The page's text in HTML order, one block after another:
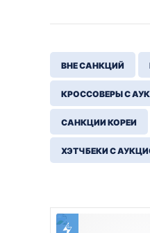
ВНЕ САНКЦИЙ
КРОССОВЕРЫ С
САНКЦИИ КОРЕИ
ХЭТЧБЕКИ С